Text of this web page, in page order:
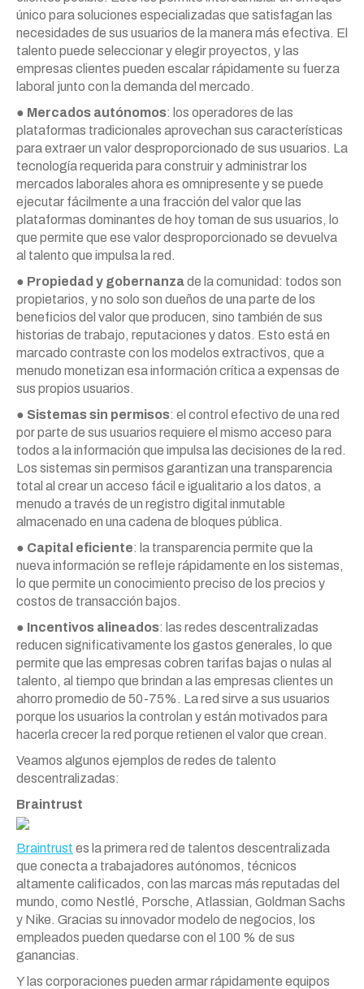
único para soluciones especializadas que satisfagan las
necesidades de sus usuarios de la manera más efectiva. El
talento puede seleccionar y elegir proyectos, y las
empresas clientes pueden escalar rápidamente su fuerza
laboral junto con la demanda del mercado.
● Mercados autónomos: los operadores de las
plataformas tradicionales aprovechan sus características
para extraer un valor desproporcionado de sus usuarios. La
tecnología requerida para construir y administrar los
mercados laborales ahora es omnipresente y se puede
ejecutar fácilmente a una fracción del valor que las
plataformas dominantes de hoy toman de sus usuarios, lo
que permite que ese valor desproporcionado se devuelva
al talento que impulsa la red.
● Propiedad y gobernanzade la comunidad: todos son
propietarios, y no solo son dueños de una parte de los
beneficios del valor que producen, sino también de sus
historias de trabajo, reputaciones y datos. Esto está en
marcado contraste con los modelos extractivos, que a
menudo monetizan esa información crítica a expensas de
sus propios usuarios.
● Sistemas sin permisos: el control efectivo de una red
por parte de sus usuarios requiere el mismo acceso para
todos a la información que impulsa las decisiones de la red.
Los sistemas sin permisos garantizan una transparencia
total al crear un acceso fácil e igualitario a los datos, a
menudo a través de un registro digital inmutable
almacenado en una cadena de bloques pública.
● Capital eficiente: la transparencia permite que la
nueva información se refleje rápidamente en los sistemas,
lo que permite un conocimiento preciso de los precios y
costos de transacción bajos.
● Incentivos alineados: las redes descentralizadas
reducen significativamente los gastos generales, lo que
permite que las empresas cobren tarifas bajas o nulas al
talento, al tiempo que brindan a las empresas clientes un
ahorro promedio de 50-75%. La red sirve a sus usuarios
porque los usuarios la controlan y están motivados para
hacerla crecer la red porque retienen el valor que crean.
Veamos algunos ejemplos de redes de talento
descentralizadas:
Braintrust
Braintrust es la primera red de talentos descentralizada
que conecta a trabajadores autónomos, técnicos
altamente calificados, con las marcas más reputadas del
mundo, como Nestlé, Porsche, Atlassian, Goldman Sachs
y Nike. Gracias su innovador modelo de negocios, los
empleados pueden quedarse con el 100 % de sus
ganancias.
Y las corporaciones pueden armar rápidamente equipos